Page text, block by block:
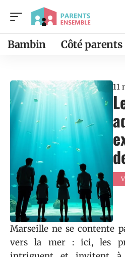
Bambin Côté parents
11
Marseille ne se contente
vers la mer : ici, les